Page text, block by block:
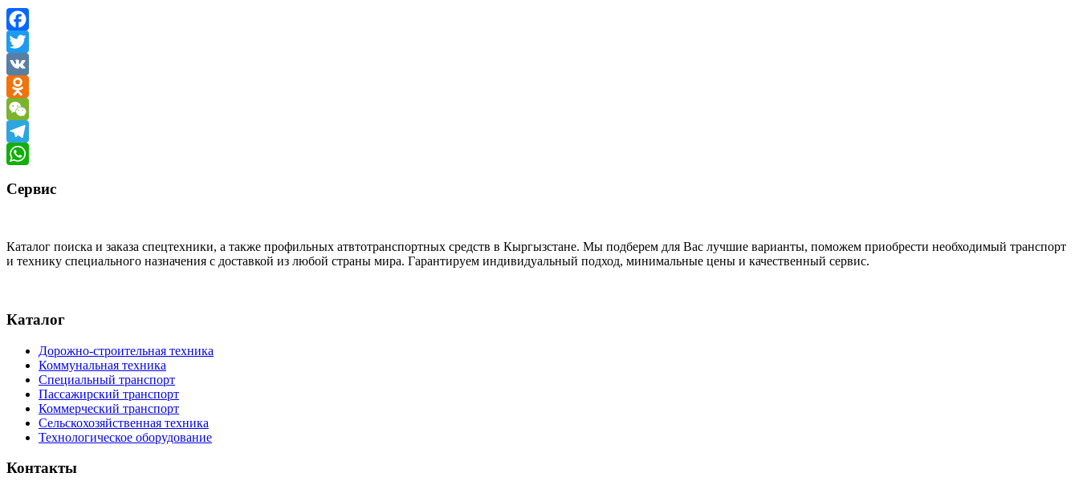
Facebook
Twitter
VK
Odnoklassniki
WeChat
Telegram
Сервис
Каталог поиска и заказа спецтехники, а также профильных атвтотранспортных средств в Кыргызстане. Мы подберем для Вас лучшие варианты, поможем приобрести необходимый транспорт
и технику специального назначения с доставкой из любой страны мира. Гарантируем индивидуальный подход, минимальные цены и качественный сервис.
Каталог
Дорожно-строительная техника
Коммунальная техника
Специальный транспорт
Пассажирский транспорт
Коммерческий транспорт
Сельскохозяйственная техника
Технологическое оборудование
Контакты